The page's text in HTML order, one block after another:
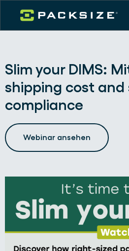
Slim your DIMS:
shipping cost and
compliance
Webinar ansehen